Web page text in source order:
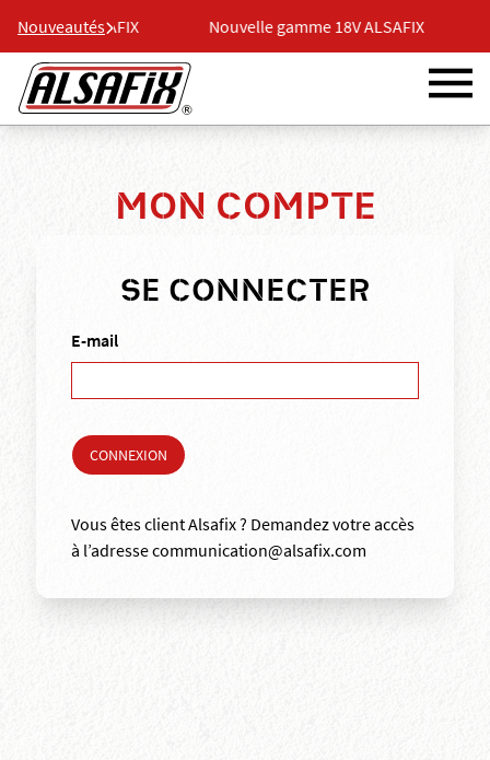
Nouveautés
18V ALSAFIX Nouvelle gamme 18V ALSAFIX
MON COMPTE
SE CONNECTER
E-mail
Vous êtes client Alsafix ? Demandez votre accès
à l’adresse communication@alsafix.com